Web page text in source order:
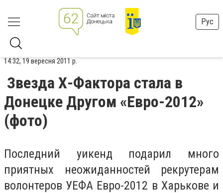
Рус
14:32, 19 вересня 2011 р.
Звезда Х-Фактора стала в
Донецке Другом «Евро-2012»
(фото)
Последний уикенд подарил много
приятных неожиданностей рекрутерам
волонтеров УЕФА Евро-2012 в Харькове и